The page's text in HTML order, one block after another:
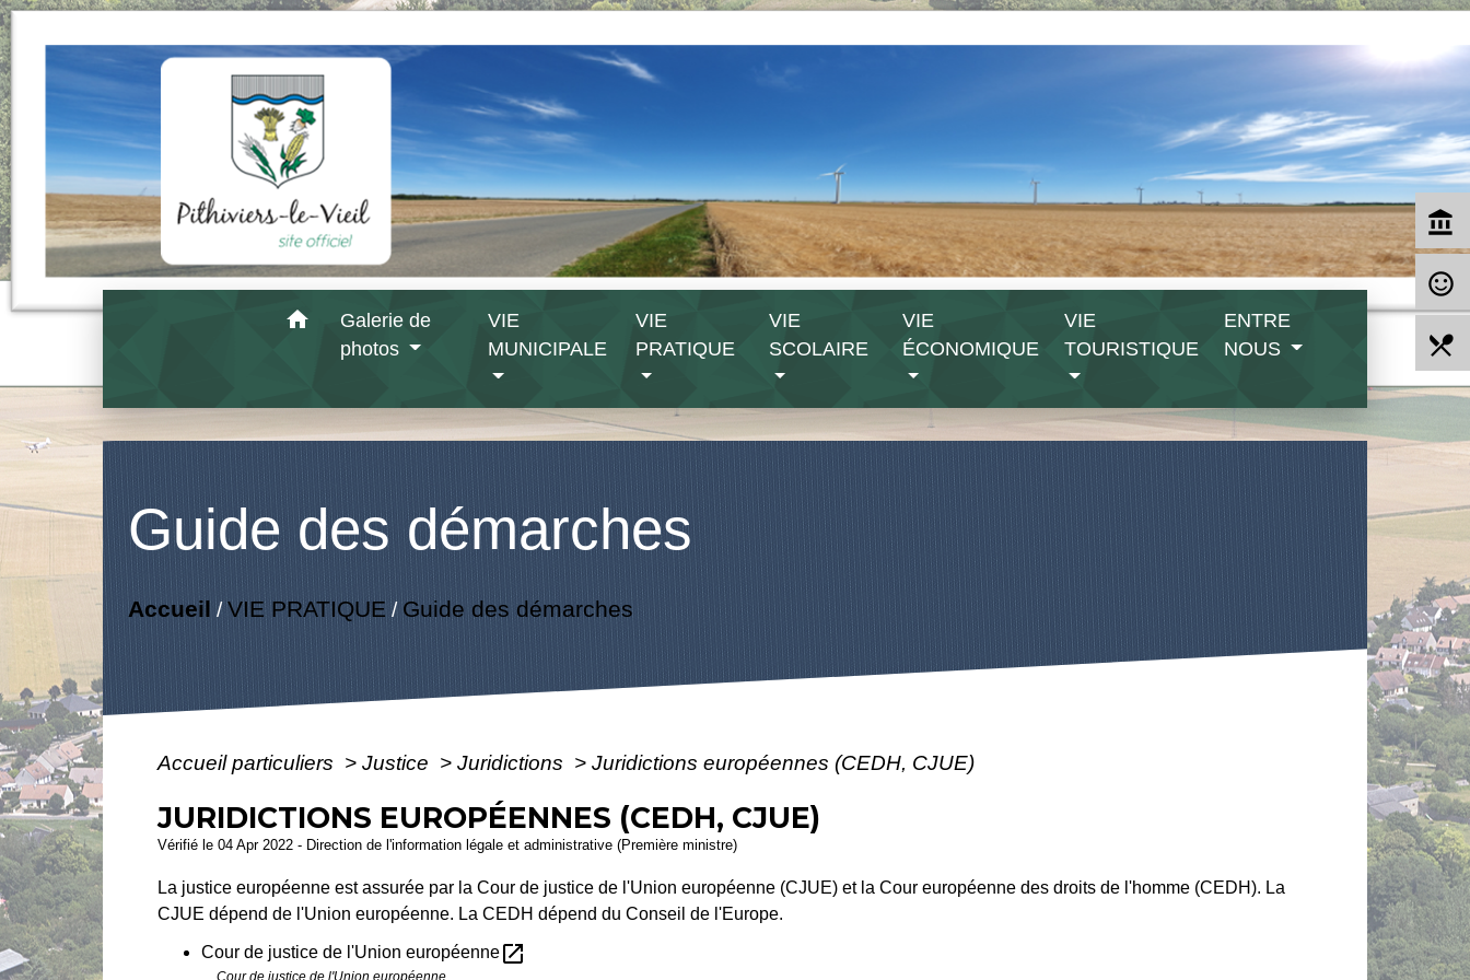
home
Galerie de
photos
VIE
MUNICIPALE
VIE
PRATIQUE
VIE
SCOLAIRE
VIE
ÉCONOMIQUE
VIE
TOURISTIQUE
ENTRE
NOUS
Guide des démarches
Accueil /VIE PRATIQUE/ Guide des démarches
Accueil particuliers > Justice > Juridictions > Juridictions européennes (CEDH, CJUE)
JURIDICTIONS EUROPÉENNES (CEDH, CJUE)
Vérifié le 04 Apr 2022 - Direction de l'information légale et administrative (Première ministre)
La justice européenne est assurée par la Cour de justice de l'Union européenne (CJUE) et la Cour européenne des droits de l'homme (CEDH). La
CJUE dépend de l'Union européenne. La CEDH dépend du Conseil de l'Europe.
Cour de justice de l'Union européenneopen_in_new
Cour de justice de l'Union européenne
account_balance
sentiment_satisfied_alt
local_dining